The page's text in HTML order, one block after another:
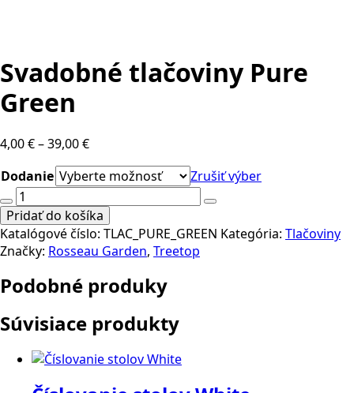
Svadobné tlačoviny Pure
Green
4,00€–39,00€Price
4,00 €
39,00 €
Dodanie
Zrušiť výber
množstvo
Svadobné
tlačoviny
Pure
Green
Pridať do košíka
Katalógové číslo: TLAC_PURE_GREEN Kategória: Tlačoviny
Značky: Rosseau Garden, Treetop
Podobné produky
Súvisiace produkty